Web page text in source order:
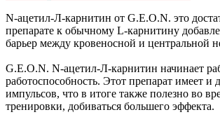
N-ацетил-Л-карнитин от G.E.O.N. это
препарате к обычному L-карнитину
барьер между кровеносной и центральной
G.E.O.N. N-ацетил-Л-карнитин начинает
работоспособность. Этот препарат имеет
импульсов, что в итоге также полезно во
тренировки, добиваться большего эффекта.